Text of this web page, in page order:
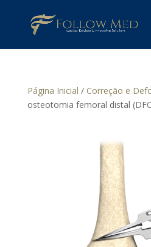
Página Inicial / Correção e
osteotomia femoral distal